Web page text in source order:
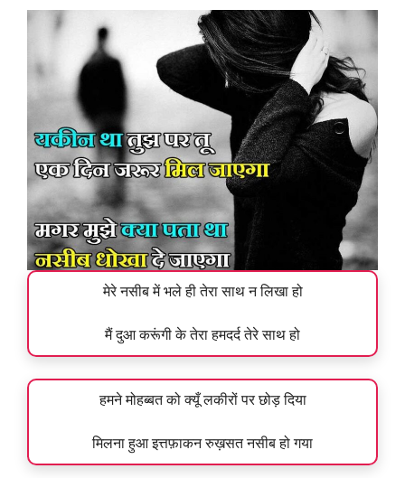
मेरे नसीब में भले ही तेरा साथ न लिखा हो
मैं दुआ करूंगी के तेरा हमदर्द तेरे साथ हो
हमने मोहब्बत को क्यूँ लकीरों पर छोड़ दिया
मिलना हुआ इत्तफ़ाकन रुख़सत नसीब हो गया